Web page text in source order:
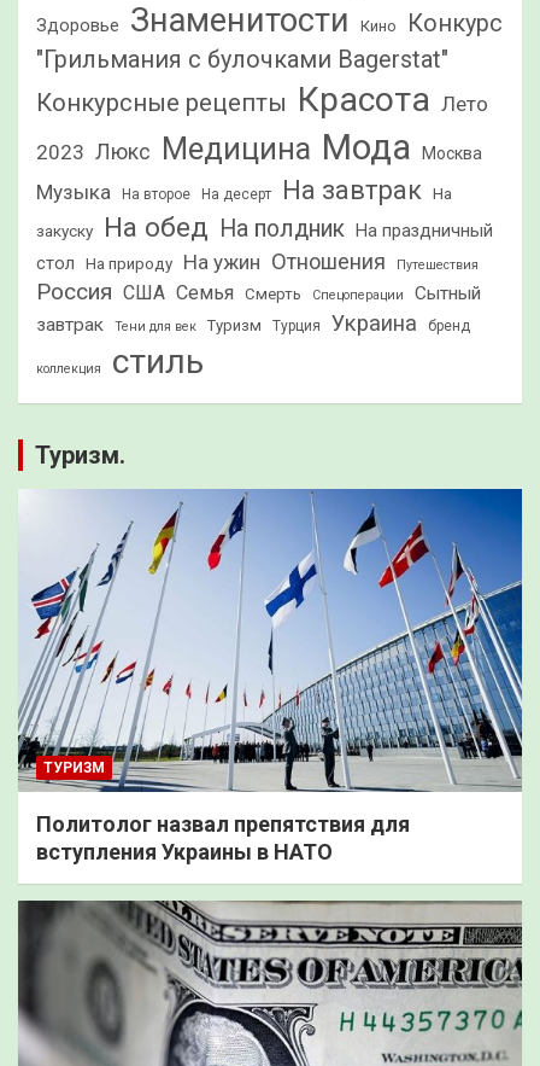
Здоровье Знаменитости Кино
Конкурс
"Грильмания с булочками Bagerstat"
Конкурсные рецепты Красота Лето
2023 Люкс Медицина Мода Москва
Музыка На второе На десерт На завтрак На
закуску На обед На полдник На праздничный
стол
На природу На ужин Отношения Путешествия
Россия США Семья Смерть Спецоперации
Сытный
завтрак
Тени для век Туризм Турция Украина бренд
коллекция стиль
Туризм.
ТУРИЗМ
Политолог назвал препятствия для
вступления Украины в НАТО